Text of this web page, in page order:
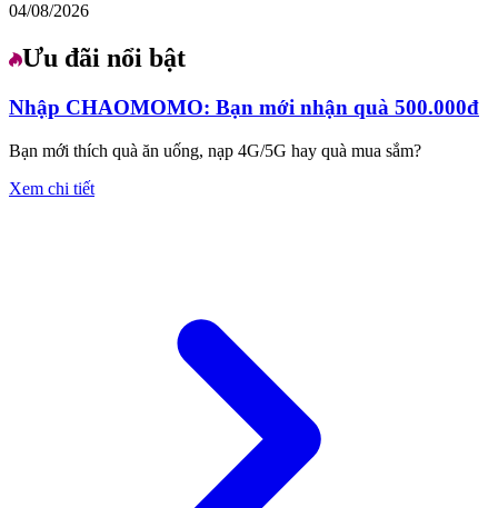
04/08/2026
Ưu đãi nổi bật
Nhập CHAOMOMO: Bạn mới nhận quà 500.000đ
Bạn mới thích quà ăn uống, nạp 4G/5G hay quà mua sắm?
Xem chi tiết